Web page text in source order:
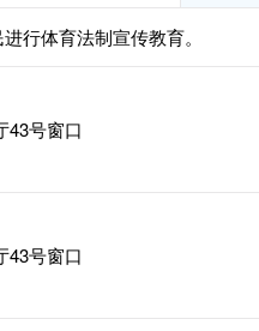
行体育法制宣传教育。
43号窗口
43号窗口